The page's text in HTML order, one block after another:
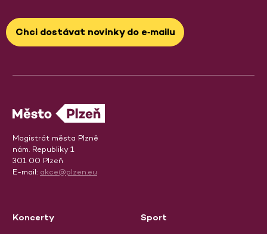
Chci dostávat novinky do e‑mailu
Magistrát města Plzně
nám. Republiky 1
301 00 Plzeň
E-mail: akce@plzen.eu
Koncerty Sport